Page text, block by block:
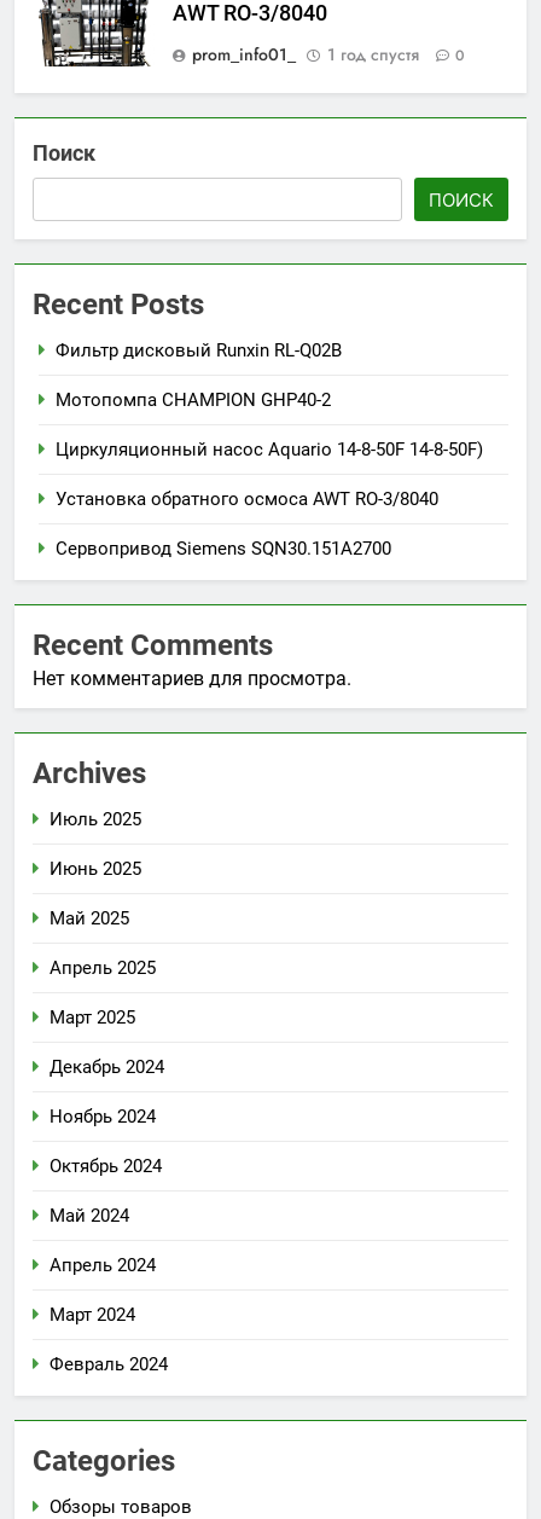
AWT RO-3/8040
prom_info01_
1 год спустя 0
Поиск
ПОИСК
Recent Posts
Фильтр дисковый Runxin RL-Q02B
Мотопомпа CHAMPION GHP40-2
Циркуляционный насос Aquario 14-8-50F 14-8-50F)
Установка обратного осмоса AWT RO-3/8040
Сервопривод Siemens SQN30.151A2700
Recent Comments
Нет комментариев для просмотра.
Archives
Июль 2025
Июнь 2025
Май 2025
Апрель 2025
Март 2025
Декабрь 2024
Ноябрь 2024
Октябрь 2024
Май 2024
Апрель 2024
Март 2024
Февраль 2024
Categories
Обзоры товаров